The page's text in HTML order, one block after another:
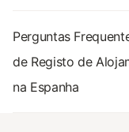
Perguntas
de Registo de
na Espanha